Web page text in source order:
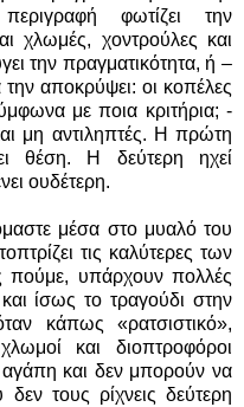
φωτίζει την
χλωμές, χοντρούλες και
την πραγματικότητα, ή –
αποκρύψει: οι κοπέλες
με ποια κριτήρια; -
μη αντιληπτές. Η πρώτη
θέση. Η δεύτερη ηχεί
ουδέτερη.
μέσα στο μυαλό του
τις καλύτερες των
πούμε, υπάρχουν πολλές
ίσως το τραγούδι στην
κάπως «ρατσιστικό»,
και διοπτροφόροι
και δεν μπορούν να
δεν τους ρίχνεις δεύτερη